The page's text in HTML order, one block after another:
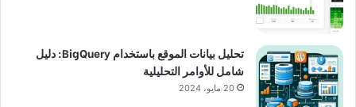
تحليل بيانات الموقع باستخدام BigQuery: دليل
شامل للأوامر التحليلية
20 مايو، 2024